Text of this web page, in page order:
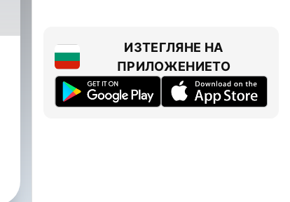
ИЗТЕГЛЯНЕ НА
ПРИЛОЖЕНИЕТО